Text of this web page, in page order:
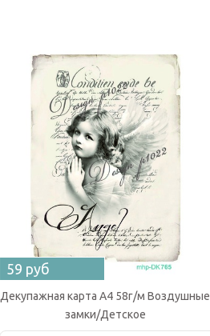
59 руб
Декупажная карта А4 58г/м Воздушные
замки/Детское